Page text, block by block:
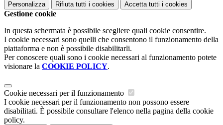
Personalizza Rifiuta tutti i cookies Accetta tutti i cookies
Gestione cookie
In questa schermata è possibile scegliere quali cookie consentire.
I cookie necessari sono quelli che consentono il funzionamento della
piattaforma e non è possibile disabilitarli.
Per conoscere quali sono i cookie necessari al funzionamento potete
visionare la COOKIE POLICY.
Cookie necessari per il funzionamento
I cookie necessari per il funzionamento non possono essere
disabilitati. È possibile consultare l'elenco nella pagina della cookie
policy.